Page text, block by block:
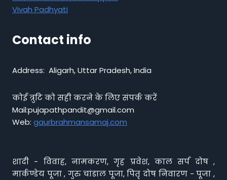
Vivah Padhyati
Contact info
Address: Aligarh, Uttar Pradesh, India
कोई त्रुटि को सही करने के लिए संपर्क करें
Mail:pujapathpandit@gmail.com
Web: gaurbrahmansamaj.com
शादी - विवाह, नामकरण, गृह प्रवेश, काल सर्प दोष ,
मार्कण्डेय पूजा , गुरु चांडाल पूजा, पितृ दोष निवारण - पूजा ,